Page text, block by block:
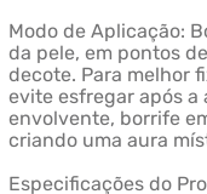
Modo de Aplicação:
da pele, em pontos
decote. Para melhor
evite esfregar após a
envolvente, borrife
criando uma aura
Especificações do